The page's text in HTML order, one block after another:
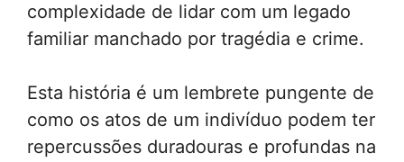
complexidade de lidar com um legado
familiar manchado por tragédia e crime.
Esta história é um lembrete pungente de
como os atos de um indivíduo podem ter
repercussões duradouras e profundas na